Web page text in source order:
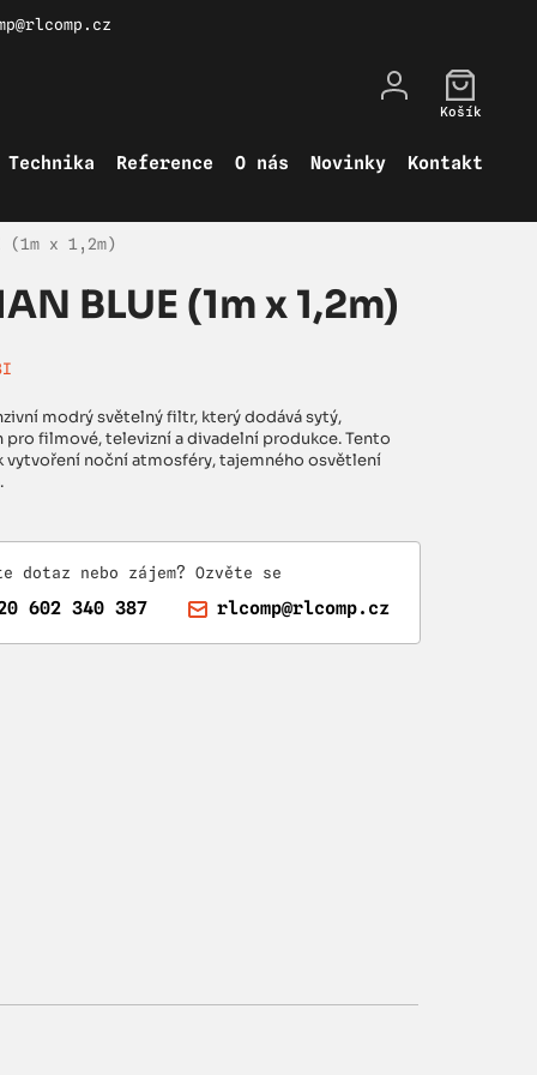
Technika Reference O nás Novinky Kontakt
Košík
(1m x 1,2m)
BLUE (1m x 1,2m)
modrý světelný filtr, který dodává sytý,
filmové, televizní a divadelní produkce. Tento
vytvoření noční atmosféry, tajemného osvětlení
dotaz nebo zájem? Ozvěte se
602 340 387 rlcomp@rlcomp.cz